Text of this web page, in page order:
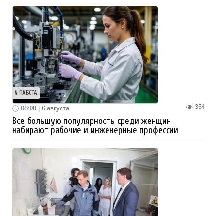
РАБОТА
354
08:08 | 6 августа
Все большую популярность среди женщин
набирают рабочие и инженерные профессии